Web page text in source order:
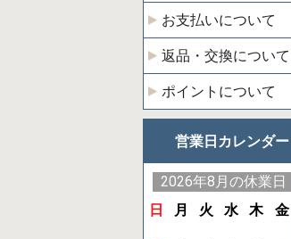
お支払いについて
返品・交換について
ポイントについて
営業日カレンダー
2026年8月の休業日
日
月 火 水 木 金